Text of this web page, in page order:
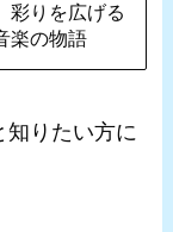
彩りを広げる
の物語
知りたい方に